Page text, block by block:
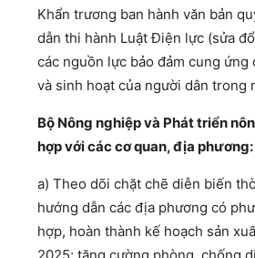
Khẩn trương ban hành văn bản
dẫn thi hành Luật Điện lực (sửa
các nguồn lực bảo đảm cung
và sinh hoạt của người dân trong
Bộ Nông nghiệp và Phát triển
hợp với các cơ quan, địa phương:
a) Theo dõi chặt chẽ diễn biến
hướng dẫn các địa phương có
hợp, hoàn thành kế hoạch sản